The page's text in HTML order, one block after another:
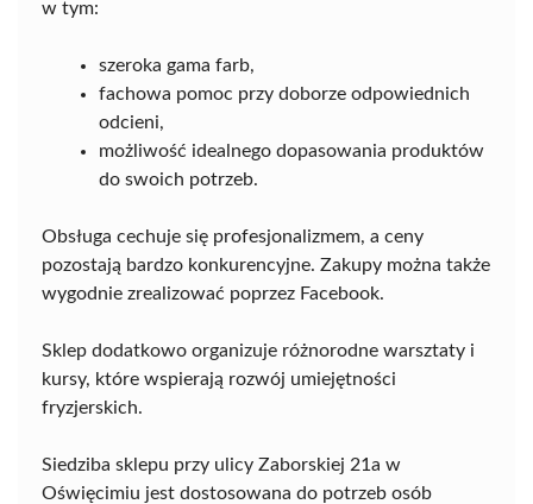
w tym:
szeroka gama farb,
fachowa pomoc przy doborze odpowiednich
odcieni,
możliwość idealnego dopasowania produktów
do swoich potrzeb.
Obsługa cechuje się profesjonalizmem, a ceny
pozostają bardzo konkurencyjne. Zakupy można także
wygodnie zrealizować poprzez Facebook.
Sklep dodatkowo organizuje różnorodne warsztaty i
kursy, które wspierają rozwój umiejętności
fryzjerskich.
Siedziba sklepu przy ulicy Zaborskiej 21a w
Oświęcimiu jest dostosowana do potrzeb osób